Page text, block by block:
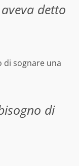
detto
di sognare una
di